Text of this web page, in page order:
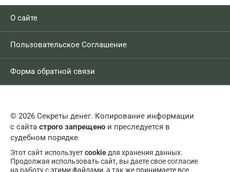
О сайте
Пользовательское Соглашение
Форма обратной связи
© 2026 Секреты денег. Копирование информации
с сайта строго запрещено и преследуется в
судебном порядке
Этот сайт используетcookieдля хранения данных.
Продолжая использовать сайт, вы даете свое согласие
на работу с этими файлами, а так же принимаете все